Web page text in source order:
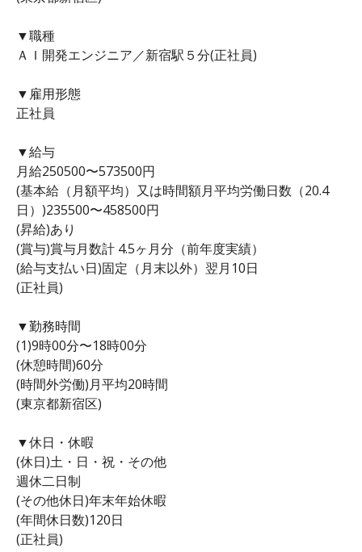
▼職種
ＡＩ開発エンジニア／新宿駅５分(正社員)
▼雇用形態
正社員
▼給与
月給250500〜573500円
(基本給（月額平均）又は時間額月平均労働日数（20.4
日）)235500〜458500円
(昇給)あり
(賞与)賞与月数計 4.5ヶ月分（前年度実績）
(給与支払い日)固定（月末以外）翌月10日
(正社員)
▼勤務時間
(1)9時00分〜18時00分
(休憩時間)60分
(時間外労働)月平均20時間
(東京都新宿区)
▼休日・休暇
(休日)土・日・祝・その他
週休二日制
(その他休日)年末年始休暇
(年間休日数)120日
(正社員)